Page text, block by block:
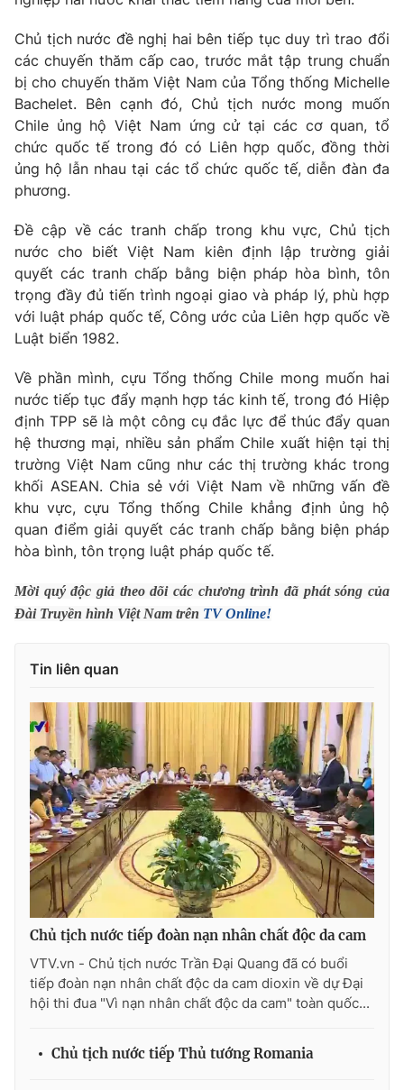
Phim VTV
Hậu trường
Nhân vật
Khán giả
Giải sao mai
Giải trí
Điện ảnh
Âm nhạc
Sao
Đời sống
Du lịch
Làm đẹp
Chất lượng cuộc sống
Giáo dục
Học trực tuyến
Công nghệ
Hitech Công nghệ tương lai
Sản phẩm
Thị trường
Tư vấn
Giao lưu trực tuyến
Lịch phát sóng
Chuyên mục khác
Emagazine Podcast
Photo Infographic
Video Shorts video
VTV Money VTV Thể thao
VTV4 Vươn mình bằng AI
VTV9 VTV8
Liên hệ tòa soạn English
THỜI BÁO VTV
Chủ tịch nước đề nghị hai bên tiếp tục duy trì trao đổi
các chuyến thăm cấp cao, trước mắt tập trung chuẩn
bị cho chuyến thăm Việt Nam của Tổng thống Michelle
Bachelet. Bên cạnh đó, Chủ tịch nước mong muốn
Chile ủng hộ Việt Nam ứng cử tại các cơ quan, tổ
chức quốc tế trong đó có Liên hợp quốc, đồng thời
ủng hộ lẫn nhau tại các tổ chức quốc tế, diễn đàn đa
phương.
Đề cập về các tranh chấp trong khu vực, Chủ tịch
nước cho biết Việt Nam kiên định lập trường giải
quyết các tranh chấp bằng biện pháp hòa bình, tôn
trọng đầy đủ tiến trình ngoại giao và pháp lý, phù hợp
với luật pháp quốc tế, Công ước của Liên hợp quốc về
Luật biển 1982.
Về phần mình, cựu Tổng thống Chile mong muốn hai
nước tiếp tục đẩy mạnh hợp tác kinh tế, trong đó Hiệp
định TPP sẽ là một công cụ đắc lực để thúc đẩy quan
hệ thương mại, nhiều sản phẩm Chile xuất hiện tại thị
trường Việt Nam cũng như các thị trường khác trong
khối ASEAN. Chia sẻ với Việt Nam về những vấn đề
khu vực, cựu Tổng thống Chile khẳng định ủng hộ
quan điểm giải quyết các tranh chấp bằng biện pháp
hòa bình, tôn trọng luật pháp quốc tế.
Mời quý độc giả theo dõi các chương trình đã phát sóng của
Đài Truyền hình Việt Nam trên TV Online!
Tin liên quan
Chủ tịch nước tiếp đoàn nạn nhân chất độc da cam
VTV.vn - Chủ tịch nước Trần Đại Quang đã có buổi
tiếp đoàn nạn nhân chất độc da cam dioxin về dự Đại
hội thi đua "Vì nạn nhân chất độc da cam" toàn quốc...
Chủ tịch nước tiếp Thủ tướng Romania